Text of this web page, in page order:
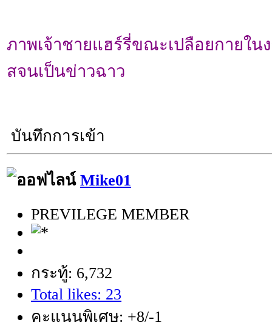
ภาพเจ้าชายแฮร์รี่ขณะเปลือยกายใน
สจนเป็นข่าวฉาว
บันทึกการเข้า
Mike01
PREVILEGE MEMBER
กระทู้: 6,732
Total likes: 23
คะแนนพิเศษ: +8/-1